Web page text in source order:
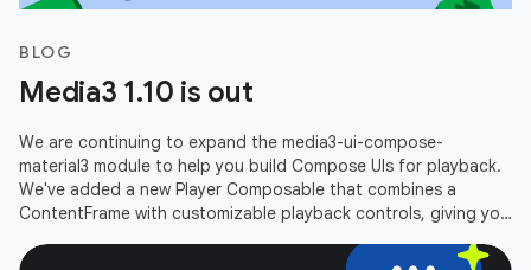
BLOG
Media3 1.10 is out
We are continuing to expand the media3-ui-compose-
material3 module to help you build Compose UIs for playback.
We've added a new Player Composable that combines a
ContentFrame with customizable playback controls, giving you